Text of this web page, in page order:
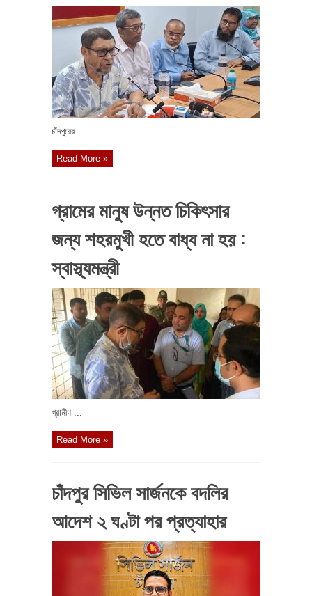
চাঁদপুরের ...
Read More »
গ্রামের মানুষ উন্নত চিকিৎসার
জন্য শহরমুখী হতে বাধ্য না হয় :
স্বাস্থ্যমন্ত্রী
গ্রামীণ ...
Read More »
চাঁদপুর সিভিল সার্জনকে বদলির
আদেশ ২ ঘণ্টা পর প্রত্যাহার